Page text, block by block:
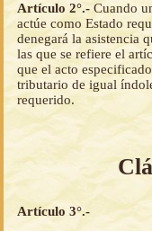
Artículo 2°.-Cuando
actúe como Estado
denegará la asistencia
las que se refiere el
que el acto
tributario de igual
requerido.
Artículo 3°.-